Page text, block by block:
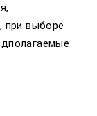
при выборе